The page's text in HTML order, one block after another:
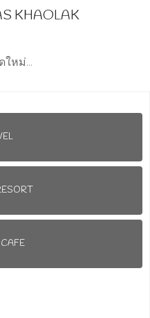
KHAOLAK
ดใหม่...